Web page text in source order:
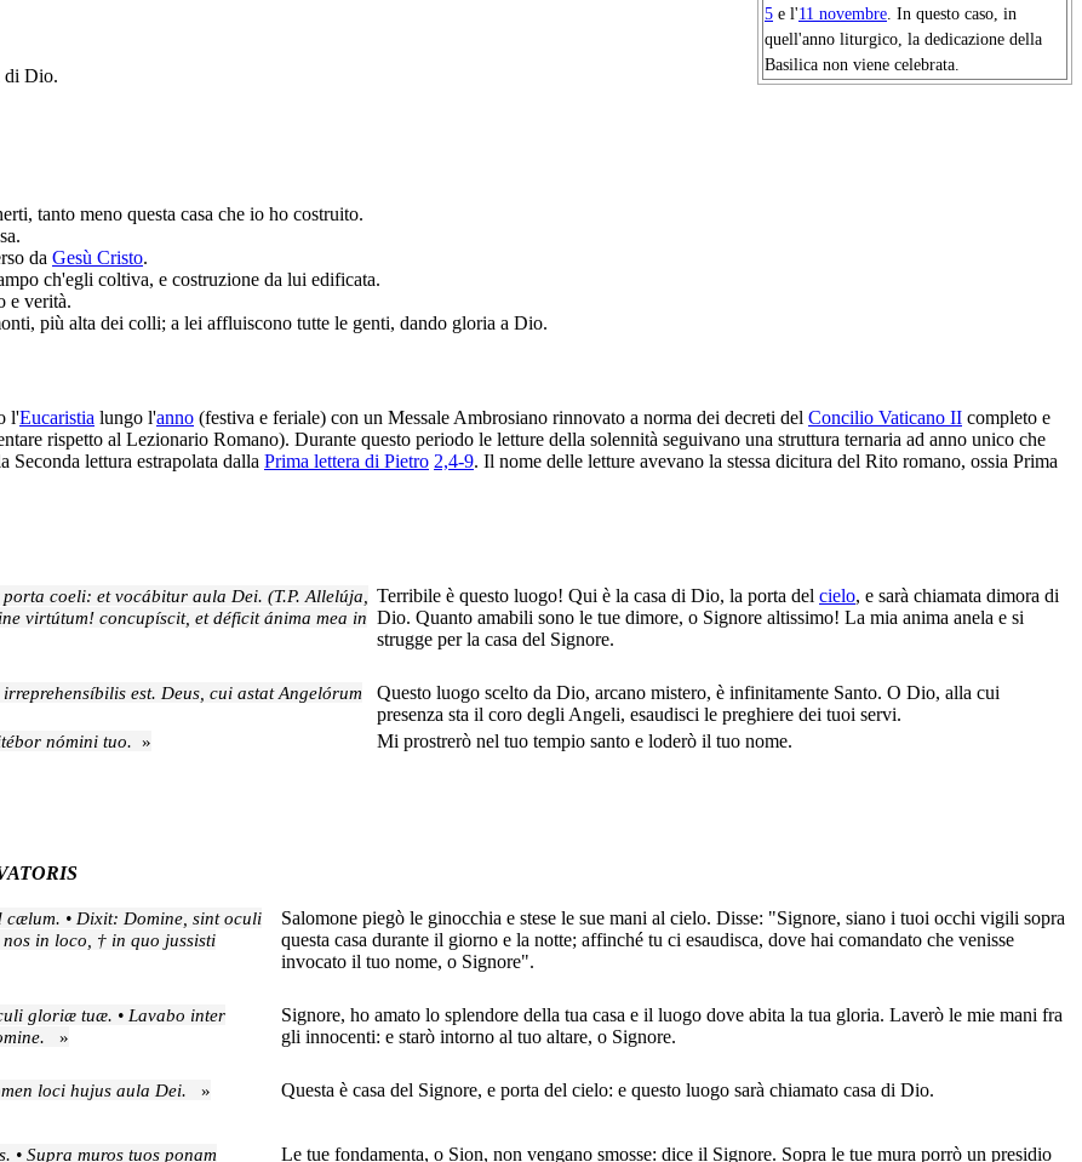
5 e l'11 novembre. In questo caso, in
quell'anno liturgico, la dedicazione della
Basilica non viene celebrata.
di Dio.
tanto meno questa casa che io ho costruito.
da Gesù Cristo.
ch'egli coltiva, e costruzione da lui edificata.
e verità.
più alta dei colli; a lei affluiscono tutte le genti, dando gloria a Dio.
l'Eucaristia lungo l'anno (festiva e feriale) con un Messale Ambrosiano rinnovato a norma dei decreti del Concilio Vaticano II completo e
rispetto al Lezionario Romano). Durante questo periodo le letture della solennità seguivano una struttura ternaria ad anno unico che
Seconda lettura estrapolata dalla Prima lettera di Pietro 2,4-9. Il nome delle letture avevano la stessa dicitura del Rito romano, ossia Prima
coeli: et vocábitur aula Dei. (T.P. Allelúja,
virtútum! concupíscit, et déficit ánima mea in
Terribile è questo luogo! Qui è la casa di Dio, la porta del cielo, e sarà chiamata dimora di
Dio. Quanto amabili sono le tue dimore, o Signore altissimo! La mia anima anela e si
strugge per la casa del Signore.
est. Deus, cui astat Angelórum
Questo luogo scelto da Dio, arcano mistero, è infinitamente Santo. O Dio, alla cui
presenza sta il coro degli Angeli, esaudisci le preghiere dei tuoi servi.
nómini tuo. »
Mi prostrerò nel tuo tempio santo e loderò il tuo nome.
cælum. • Dixit: Domine, sint oculi
in loco, † in quo jussisti
Salomone piegò le ginocchia e stese le sue mani al cielo. Disse: "Signore, siano i tuoi occhi vigili sopra
questa casa durante il giorno e la notte; affinché tu ci esaudisca, dove hai comandato che venisse
invocato il tuo nome, o Signore".
gloriæ tuæ. • Lavabo inter
»
Signore, ho amato lo splendore della tua casa e il luogo dove abita la tua gloria. Laverò le mie mani fra
gli innocenti: e starò intorno al tuo altare, o Signore.
loci hujus aula Dei. »
Questa è casa del Signore, e porta del cielo: e questo luogo sarà chiamato casa di Dio.
• Supra muros tuos ponam Le tue fondamenta, o Sion, non vengano smosse: dice il Signore. Sopra le tue mura porrò un presidio